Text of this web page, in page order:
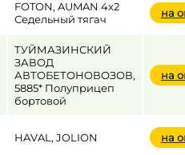
FOTON, AUMAN 4x2
Седельный тягач
на
ТУЙМАЗИНСКИЙ
ЗАВОД
АВТОБЕТОНОВОЗОВ,
5885* Полуприцеп
бортовой
на
HAVAL, JOLION на